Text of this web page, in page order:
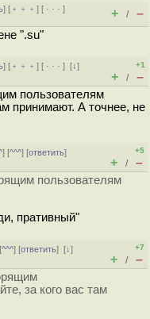
] [ ﹢﹢﹢] [ · · ·]
+ / –
".su"
] [ ﹢﹢﹢] [ · · ·][↓]
+1
+ / –
пользователям
принимают. А точнее, не
] [^^^] [ответить]
+5
+ / –
пользователям
пративный"
^^^] [ответить][↓]
+7
+ / –
за кого вас там